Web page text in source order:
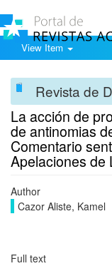
View Item
Revista de
La acción de
de antinomias
Comentario
Apelaciones de
Author
Cazor Aliste, Kamel
Full text